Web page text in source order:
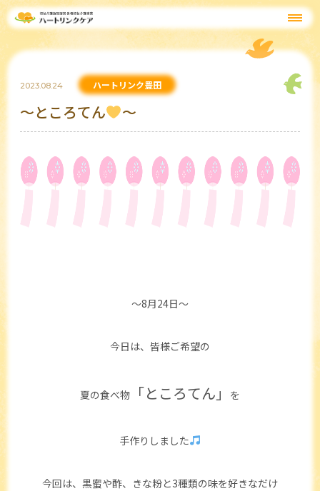
2023.08.24 ハートリンク豊田
～ところてん ～
～8月24日～
今日は、皆様ご希望の
夏の食べ物 「ところてん」 を
手作りしました
今回は、黒蜜や酢、きな粉と3種類の味を好きなだけ